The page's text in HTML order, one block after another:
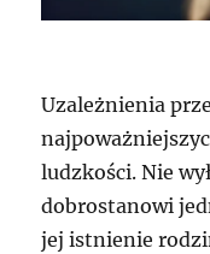
Uzależnienia
ludzkości. Nie
dobrostanowi
jej istnienie